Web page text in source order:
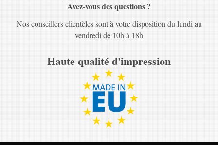
Avez-vous des questions ?
Nos conseillers clientèles sont à votre disposition du lundi au
vendredi de 10h à 18h
Haute qualité d'impression